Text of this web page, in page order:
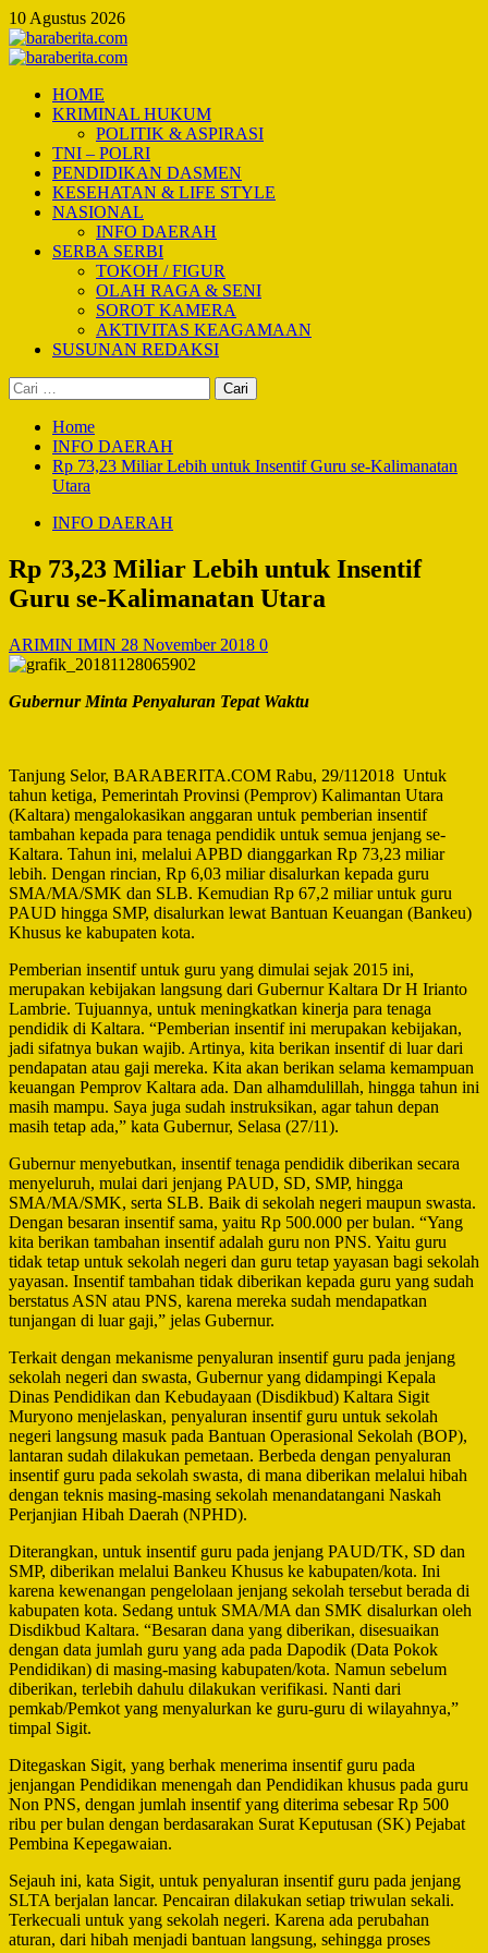
Skip
to
content
10 Agustus 2026
Primary
HOME
KRIMINAL HUKUM
POLITIK & ASPIRASI
TNI – POLRI
PENDIDIKAN DASMEN
KESEHATAN & LIFE STYLE
NASIONAL
INFO DAERAH
SERBA SERBI
TOKOH / FIGUR
OLAH RAGA & SENI
SOROT KAMERA
AKTIVITAS KEAGAMAAN
SUSUNAN REDAKSI
Cari
untuk:
Home
INFO DAERAH
Rp 73,23 Miliar Lebih untuk Insentif Guru se-Kalimanatan
Utara
INFO DAERAH
Rp 73,23 Miliar Lebih untuk Insentif
Guru se-Kalimanatan Utara
ARIMIN IMIN 28 November 2018 0
Gubernur Minta Penyaluran Tepat Waktu
Tanjung Selor, BARABERITA.COM Rabu, 29/112018 Untuk
tahun ketiga, Pemerintah Provinsi (Pemprov) Kalimantan Utara
(Kaltara) mengalokasikan anggaran untuk pemberian insentif
tambahan kepada para tenaga pendidik untuk semua jenjang se-
Kaltara. Tahun ini, melalui APBD dianggarkan Rp 73,23 miliar
lebih. Dengan rincian, Rp 6,03 miliar disalurkan kepada guru
SMA/MA/SMK dan SLB. Kemudian Rp 67,2 miliar untuk guru
PAUD hingga SMP, disalurkan lewat Bantuan Keuangan (Bankeu)
Khusus ke kabupaten kota.
Pemberian insentif untuk guru yang dimulai sejak 2015 ini,
merupakan kebijakan langsung dari Gubernur Kaltara Dr H Irianto
Lambrie. Tujuannya, untuk meningkatkan kinerja para tenaga
pendidik di Kaltara. “Pemberian insentif ini merupakan kebijakan,
jadi sifatnya bukan wajib. Artinya, kita berikan insentif di luar dari
pendapatan atau gaji mereka. Kita akan berikan selama kemampuan
keuangan Pemprov Kaltara ada. Dan alhamdulillah, hingga tahun ini
masih mampu. Saya juga sudah instruksikan, agar tahun depan
masih tetap ada,” kata Gubernur, Selasa (27/11).
Gubernur menyebutkan, insentif tenaga pendidik diberikan secara
menyeluruh, mulai dari jenjang PAUD, SD, SMP, hingga
SMA/MA/SMK, serta SLB. Baik di sekolah negeri maupun swasta.
Dengan besaran insentif sama, yaitu Rp 500.000 per bulan. “Yang
kita berikan tambahan insentif adalah guru non PNS. Yaitu guru
tidak tetap untuk sekolah negeri dan guru tetap yayasan bagi sekolah
yayasan. Insentif tambahan tidak diberikan kepada guru yang sudah
berstatus ASN atau PNS, karena mereka sudah mendapatkan
tunjangan di luar gaji,” jelas Gubernur.
Terkait dengan mekanisme penyaluran insentif guru pada jenjang
sekolah negeri dan swasta, Gubernur yang didampingi Kepala
Dinas Pendidikan dan Kebudayaan (Disdikbud) Kaltara Sigit
Muryono menjelaskan, penyaluran insentif guru untuk sekolah
negeri langsung masuk pada Bantuan Operasional Sekolah (BOP),
lantaran sudah dilakukan pemetaan. Berbeda dengan penyaluran
insentif guru pada sekolah swasta, di mana diberikan melalui hibah
dengan teknis masing-masing sekolah menandatangani Naskah
Perjanjian Hibah Daerah (NPHD).
Diterangkan, untuk insentif guru pada jenjang PAUD/TK, SD dan
SMP, diberikan melalui Bankeu Khusus ke kabupaten/kota. Ini
karena kewenangan pengelolaan jenjang sekolah tersebut berada di
kabupaten kota. Sedang untuk SMA/MA dan SMK disalurkan oleh
Disdikbud Kaltara. “Besaran dana yang diberikan, disesuaikan
dengan data jumlah guru yang ada pada Dapodik (Data Pokok
Pendidikan) di masing-masing kabupaten/kota. Namun sebelum
diberikan, terlebih dahulu dilakukan verifikasi. Nanti dari
pemkab/Pemkot yang menyalurkan ke guru-guru di wilayahnya,”
timpal Sigit.
Ditegaskan Sigit, yang berhak menerima insentif guru pada
jenjangan Pendidikan menengah dan Pendidikan khusus pada guru
Non PNS, dengan jumlah insentif yang diterima sebesar Rp 500
ribu per bulan dengan berdasarakan Surat Keputusan (SK) Pejabat
Pembina Kepegawaian.
Sejauh ini, kata Sigit, untuk penyaluran insentif guru pada jenjang
SLTA berjalan lancar. Pencairan dilakukan setiap triwulan sekali.
Terkecuali untuk yang sekolah negeri. Karena ada perubahan
aturan, dari hibah menjadi bantuan langsung, sehingga proses